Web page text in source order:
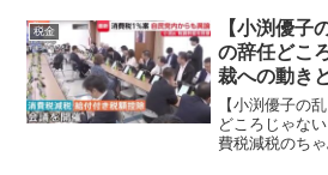
税金
【小渕優
の辞任どこ
裁への動き
台返しにつ
【小渕優子の
どころじゃな
費税減税のち